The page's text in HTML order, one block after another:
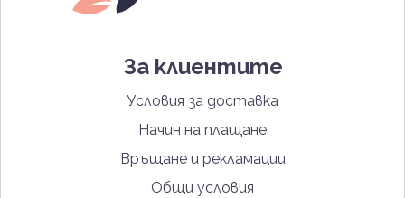
За клиентите
Условия за доставка
Начин на плащане
Връщане и рекламации
Общи условия